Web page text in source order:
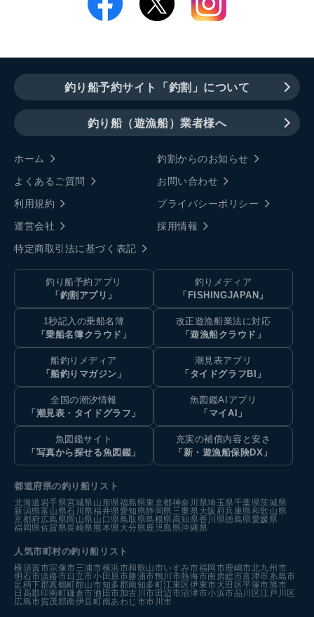
釣り船予約サイト「釣割」について
釣り船（遊漁船）業者様へ
ホーム
釣割からのお知らせ
よくあるご質問
お問い合わせ
利用規約
プライバシーポリシー
運営会社
採用情報
特定商取引法に基づく表記
釣り船予約アプリ
「釣割アプリ」
釣りメディア
「FISHINGJAPAN」
1秒記入の乗船名簿
「乗船名簿クラウド」
改正遊漁船業法に対応
「遊漁船クラウド」
船釣りメディア
「船釣りマガジン」
潮見表アプリ
「タイドグラフBI」
全国の潮汐情報
「潮見表・タイドグラフ」
魚図鑑AIアプリ
「マイAI」
魚図鑑サイト
「写真から探せる魚図鑑」
充実の補償内容と安さ
「新・遊漁船保険DX」
都道府県の釣り船リスト
北海道岩手県宮城県山形県福島県東京都神奈川県埼玉県千葉県茨城県
新潟県富山県石川県福井県愛知県静岡県三重県大阪府兵庫県和歌山県
京都府広島県岡山県山口県鳥取県島根県高知県香川県徳島県愛媛県
福岡県佐賀県長崎県熊本県大分県鹿児島県沖縄県
人気市町村の釣り船リスト
横須賀市宗像市三浦市横浜市和歌山市いすみ市福岡市鹿嶋市北九州市
明石市淡路市 日立市小田原市勝浦市鴨川市熱海市南房総市富津市糸島市
足柄下郡真鶴町館山市知多郡南知多町江東区伊東市大田区平塚市旭市
日高郡印南町鎌倉市酒田市加古川市 田辺市沼津市小浜市品川区江戸川区
広島市賀茂郡南伊豆町南あわじ市市川市